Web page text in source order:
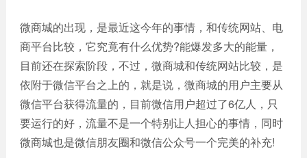
建设
电商
平台
案例
APP
案例
系统
平台
微商城的出现，是最近这今年的事情，和传统网站、电
商平台比较，它究竟有什么优势?能爆发多大的能量，
目前还在探索阶段，不过，微商城和传统网站比较，是
依附于微信平台之上的，就是说，微商城的用户主要从
微信平台获得流量的，目前微信用户超过了6亿人，只
要运行的好，流量不是一个特别让人担心的事情，同时
微商城也是微信朋友圈和微信公众号一个完美的补充!